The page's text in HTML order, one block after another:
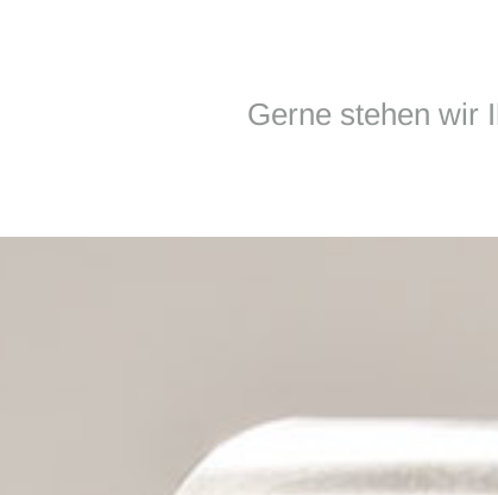
Gerne stehen wir